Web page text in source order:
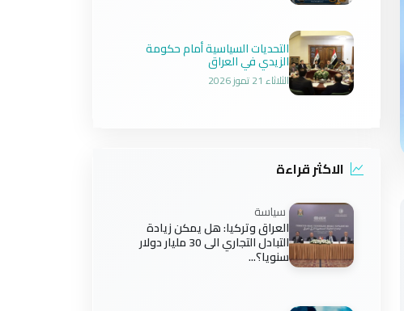
التحديات السياسية أمام حكومة
الزيدي في العراق
الثلاثاء 21 تموز 2026
الاكثر قراءة
سياسة
العراق وتركيا: هل يمكن زيادة
التبادل التجاري الى 30 مليار دولار
سنويا؟...